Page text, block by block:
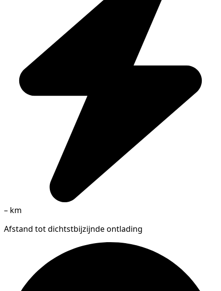
– km
Afstand tot dichtstbijzijnde ontlading